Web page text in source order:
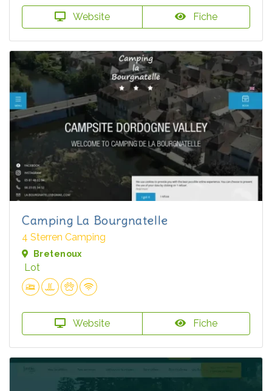
Website Fiche
Camping La Bourgnatelle
4 Sterren Camping
Bretenoux
Lot
Website Fiche